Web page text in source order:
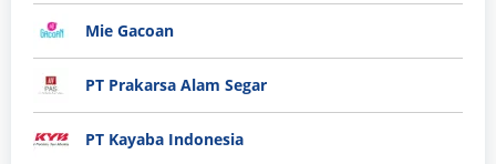
Mie Gacoan
PT Prakarsa Alam Segar
PT Kayaba Indonesia